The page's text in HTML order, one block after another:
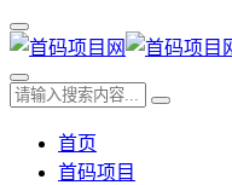
首页
首码项目